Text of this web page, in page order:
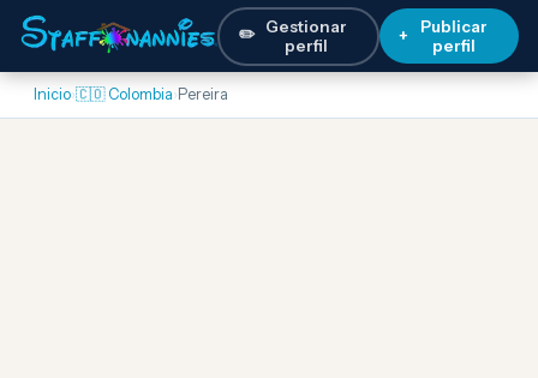
✏️ Gestionar
perfil
+
Publicar
perfil
Inicio›🇨🇴 Colombia› Pereira